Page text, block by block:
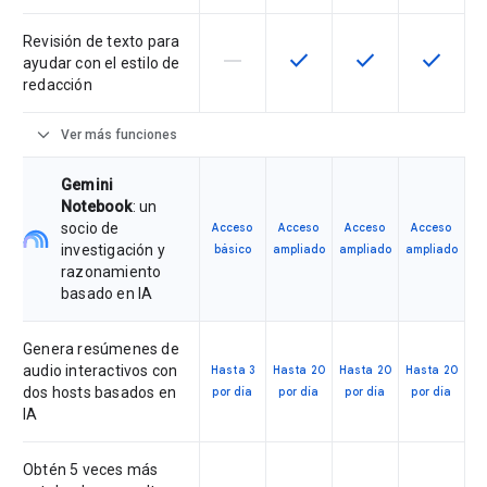
Revisión de texto para
ayudar con el estilo de
redacción
Esta función no está disponible en
horizontal_rule Esta función está
check Esta función
check Esta
check
expand_more Ver más funciones
Gemini
Notebook: un
socio de
investigación y
razonamiento
basado en IA
Acceso
básico
Acceso
ampliado
Acceso
ampliado
Acceso
ampliado
Genera resúmenes de
audio interactivos con
dos hosts basados en
IA
Hasta 3
por día
Hasta 20
por día
Hasta 20
por día
Hasta 20
por día
Obtén 5 veces más